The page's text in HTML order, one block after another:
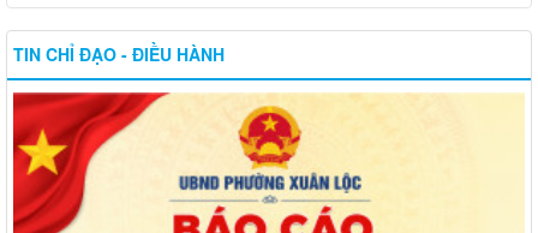
TIN CHỈ ĐẠO - ĐIỀU HÀNH